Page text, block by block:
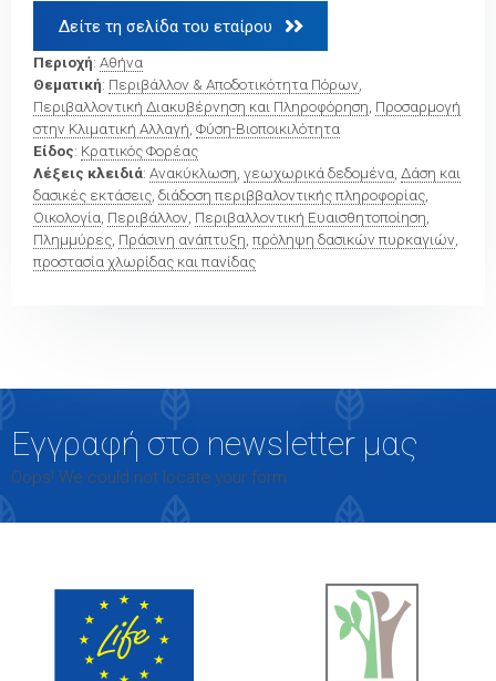
Δείτε τη σελίδα του εταίρου 
Περιοχή: Αθήνα
Θεματική: Περιβάλλον & Αποδοτικότητα Πόρων
Περιβαλλοντική Διακυβέρνηση και Πληροφόρηση Προσαρμογή
στην Κλιματική Αλλαγή Φύση-Βιοποικιλότητα
Είδος: Κρατικός Φορέας
Λέξεις κλειδιά: Ανακύκλωση γεωχωρικά δεδομένα Δάση και
δασικές εκτάσεις διάδοση περιββαλοντικής πληροφορίας
Οικολογία Περιβάλλον Περιβαλλοντική Ευαισθητοποίηση
Πλημμύρες Πράσινη ανάπτυξη πρόληψη δασικών πυρκαγιών
προστασία χλωρίδας και πανίδας
Εγγραφή στο newsletter μας
Oops! We could not locate your form.